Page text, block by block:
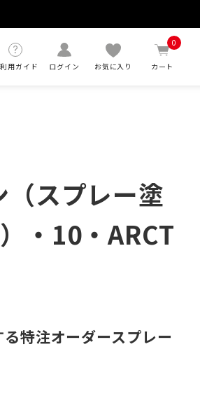
用ガイド ログイン お気に入り カート
0
スプレー塗
・10・ARCT
特注オーダースプレー